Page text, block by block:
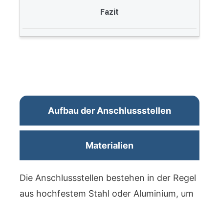
Fazit
Aufbau der Anschlussstellen
Materialien
Die Anschlussstellen bestehen in der Regel
aus hochfestem Stahl oder Aluminium, um